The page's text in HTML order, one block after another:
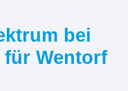
bei
Wentorf